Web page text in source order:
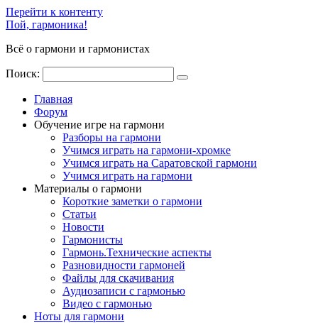
Перейти к контенту
Пой, гармоника!
Всё о гармони и гармонистах
Поиск:
Главная
Форум
Обучение игре на гармони
Разборы на гармони
Учимся играть на гармони-хромке
Учимся играть на Саратовской гармони
Учимся играть на гармони
Материалы о гармони
Короткие заметки о гармони
Cтатьи
Новости
Гармонисты
Гармонь.Технические аспекты
Разновидности гармоней
Файлы для скачивания
Аудиозаписи с гармонью
Видео с гармонью
Ноты для гармони